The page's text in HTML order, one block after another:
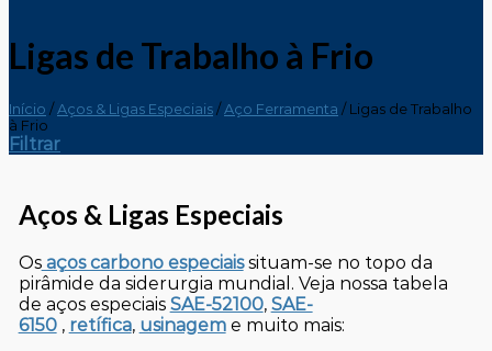
Ligas de Trabalho à Frio
Início / Aços & Ligas Especiais / Aço Ferramenta / Ligas de Trabalho
à Frio
Filtrar
Aços & Ligas Especiais
Osaços carbono especiaissituam-se no topo da
pirâmide da siderurgia mundial. Veja nossa tabela
de aços especiais SAE-52100, SAE-
6150, retífica, usinagem e muito mais: